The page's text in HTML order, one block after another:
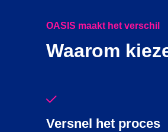
OASIS maakt het verschil
Waarom
Versnel het proces